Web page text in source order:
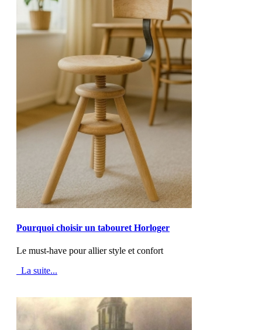
Pourquoi choisir un tabouret Horloger
Le must-have pour allier style et confort
La suite...